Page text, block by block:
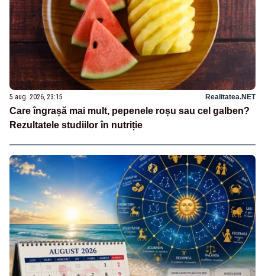
5 aug. 2026, 23:15 Realitatea.NET
Care îngrașă mai mult, pepenele roșu sau cel galben?
Rezultatele studiilor în nutriție